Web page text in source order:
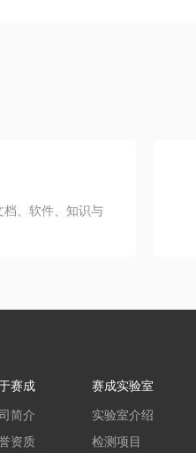
、软件、知识与
赛成
简介
资质
赛成实验室
实验室介绍
检测项目